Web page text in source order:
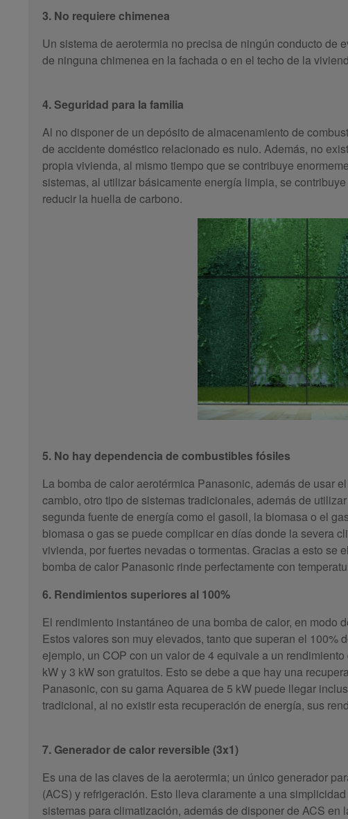
3. No requiere chimenea
Un sistema de aerotermia no precisa de ningún conducto de
de ninguna chimenea en la fachada o en el techo de la
4. Seguridad para la familia
Al no disponer de un depósito de almacenamiento de
de accidente doméstico relacionado es nulo. Además, no
propia vivienda, al mismo tiempo que se contribuye
sistemas, al utilizar básicamente energía limpia, se
reducir la huella de carbono.
5. No hay dependencia de combustibles fósiles
La bomba de calor aerotérmica Panasonic, además de usar
cambio, otro tipo de sistemas tradicionales, además de
segunda fuente de energía como el gasoil, la biomasa o el
biomasa o gas se puede complicar en días donde la severa
vivienda, por fuertes nevadas o tormentas. Gracias a esto
bomba de calor Panasonic rinde perfectamente con
6. Rendimientos superiores al 100%
El rendimiento instantáneo de una bomba de calor, en modo
Estos valores son muy elevados, tanto que superan el
ejemplo, un COP con un valor de 4 equivale a un rendimiento
kW y 3 kW son gratuitos. Esto se debe a que hay una
Panasonic, con su gama Aquarea de 5 kW puede llegar
tradicional, al no existir esta recuperación de energía, sus
7. Generador de calor reversible (3x1)
Es una de las claves de la aerotermia; un único generador
(ACS) y refrigeración. Esto lleva claramente a una
sistemas para climatización, además de disponer de ACS en